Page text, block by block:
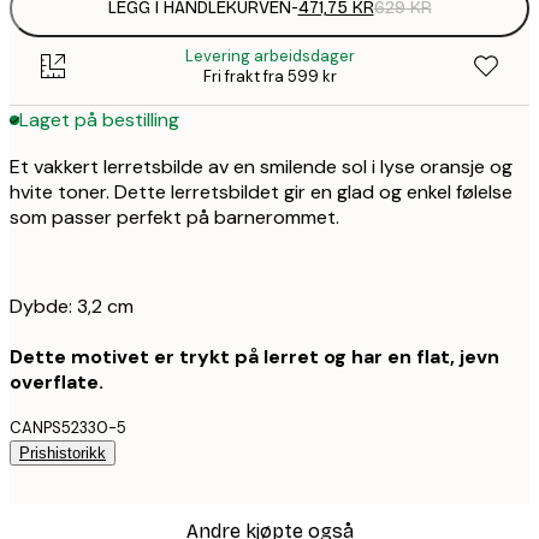
LEGG I HANDLEKURVEN-471,75 KR629 KR
Levering arbeidsdager
Fri frakt fra 599 kr
Laget på bestilling
Et vakkert lerretsbilde av en smilende sol i lyse oransje og
hvite toner. Dette lerretsbildet gir en glad og enkel følelse
som passer perfekt på barnerommet.
Dybde: 3,2 cm
Dette motivet er trykt på lerret og har en flat, jevn
overflate.
CANPS52330-5
Prishistorikk
Andre kjøpte også